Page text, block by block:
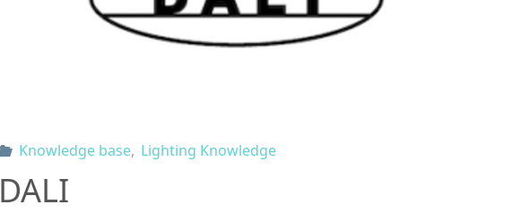
Knowledge base, Lighting Knowledge
DALI